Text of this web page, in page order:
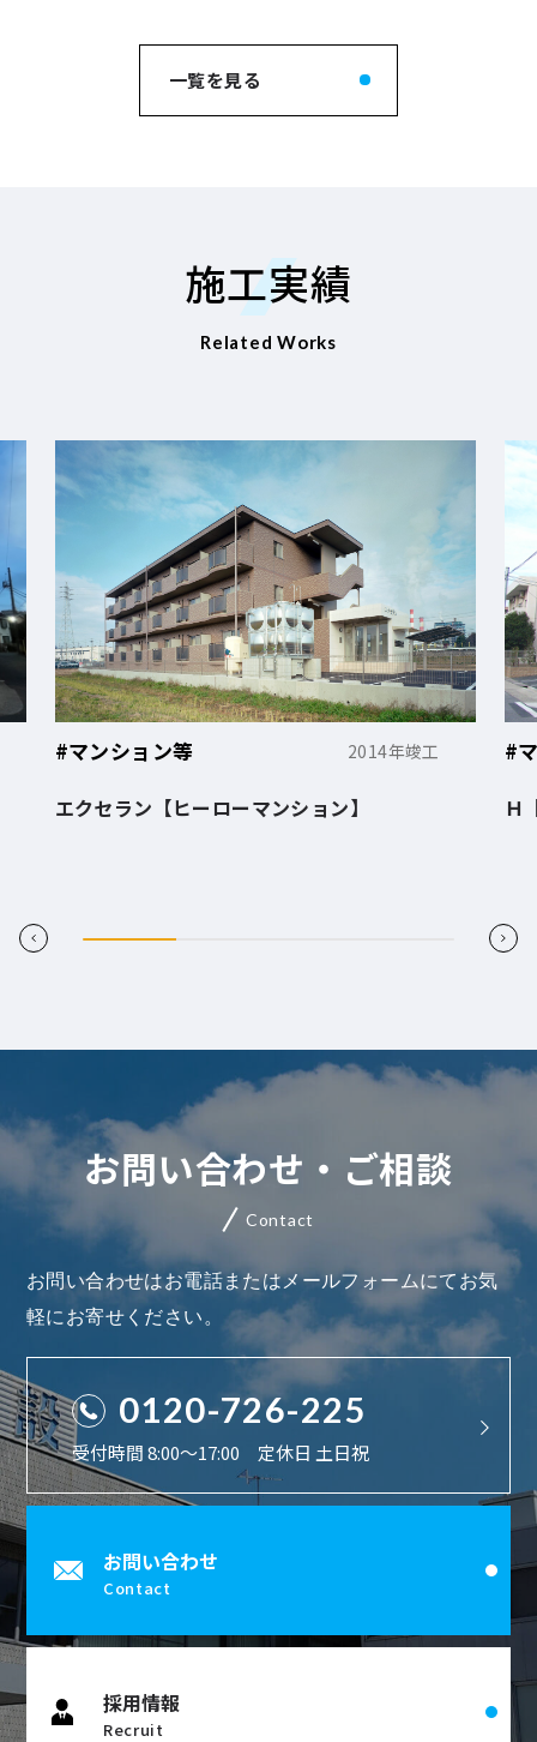
一覧を見る
Related Works
施工実績
#マンション等 2014年竣工
エクセラン【ヒーローマンション】
#
Ｈ
お問い合わせはお電話またはメールフォームにてお気
軽にお寄せください。
Contact
お問い合わせ・ご相談
0120-726-225
受付時間 8:00〜17:00 定休日 土日祝
お問い合わせ
Contact
採用情報
Recruit